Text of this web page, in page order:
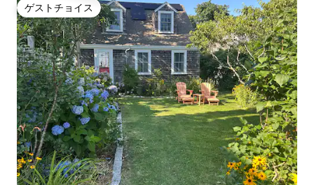
ゲストチョイス
ゲストチョイス